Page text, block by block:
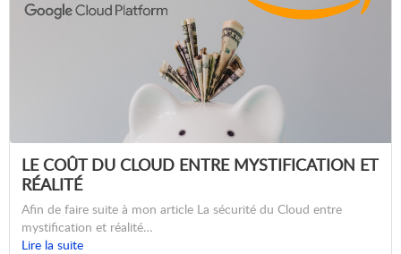
LE COÛT DU CLOUD ENTRE MYSTIFICATION ET
RÉALITÉ
Afin de faire suite à mon article La sécurité du Cloud entre
mystification et réalité…
Lire la suite